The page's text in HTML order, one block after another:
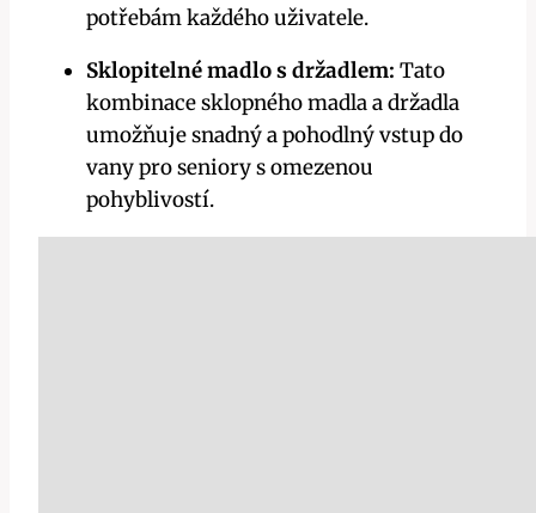
potřebám každého uživatele.
Sklopitelné madlo s držadlem: Tato
kombinace sklopného madla a držadla
umožňuje snadný a pohodlný vstup do
vany pro seniory s omezenou
pohyblivostí.